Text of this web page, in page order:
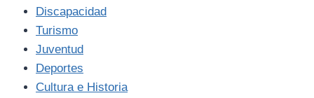
Discapacidad
Turismo
Juventud
Deportes
Cultura e Historia